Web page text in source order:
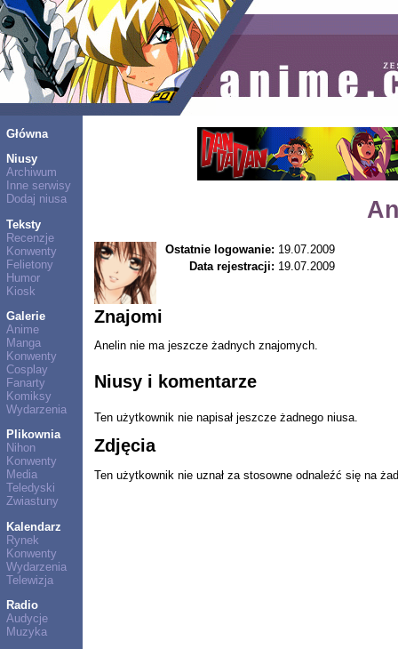
Główna
Niusy
Archiwum
Inne serwisy
Dodaj niusa
Teksty
Recenzje
Konwenty
Felietony
Humor
Kiosk
Galerie
Anime
Manga
Konwenty
Cosplay
Fanarty
Komiksy
Wydarzenia
Plikownia
Nihon
Konwenty
Media
Teledyski
Zwiastuny
Kalendarz
Rynek
Konwenty
Wydarzenia
Telewizja
Radio
Audycje
Muzyka
Ostatnie logowanie: 19.07.2009
Data rejestracji: 19.07.2009
Znajomi
Anelin nie ma jeszcze żadnych znajomych.
Niusy i komentarze
Ten użytkownik nie napisał jeszcze żadnego niusa.
Zdjęcia
Ten użytkownik nie uznał za stosowne odnaleźć się na